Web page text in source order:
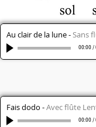
Au clair de la lune-Sans
00:00/
Fais dodo -Avec flûte
00:00/